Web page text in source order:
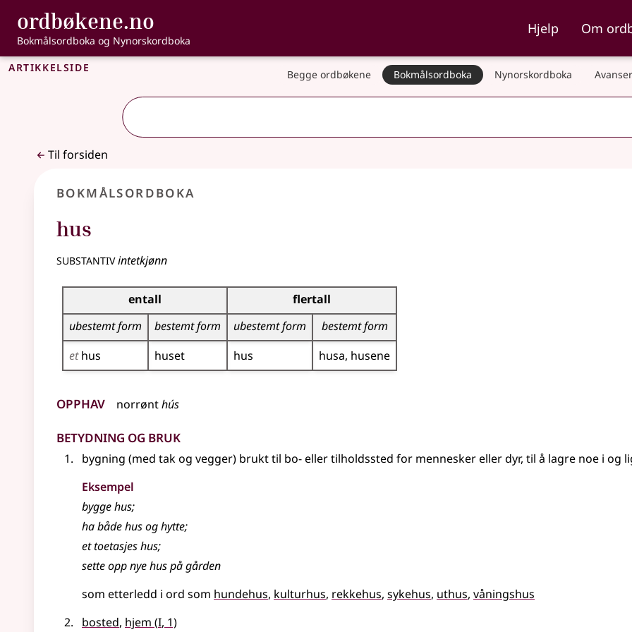
Gå til hovedinnhold
Tilgjengelighet
ordbøkene.no , Bokmålsordboka og Nynorskordboka
Bokmålsordboka og Nynorskordboka
Hjelp Om
Artikkelside Begge ordbøkene Bokmålsordboka Nynorskordboka
Til forsiden
Bokmålsordboka
hus
substantivintetkjønn
Bøyingstabell for dette substantivet
entall
flertall
ubestemt form
bestemt form ubestemt form
bestemt form
ethus huset hus husa husene
Opphav norrønthús
Betydning og bruk
bygning (med tak og vegger) brukt til bo- eller tilholdssted for mennesker eller dyr, til å lagre noe i og
Eksempel
bygge hus;
ha bådehusog hytte;
et toetasjeshus;
sette opp nyehuspå gården
som etterledd i ord som hundehus kulturhus rekkehus sykehus uthus våningshus
bosted, hjem (1
I, 1)